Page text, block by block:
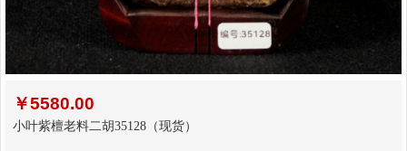
￥5580.00
小叶紫檀老料二胡35128（现货）